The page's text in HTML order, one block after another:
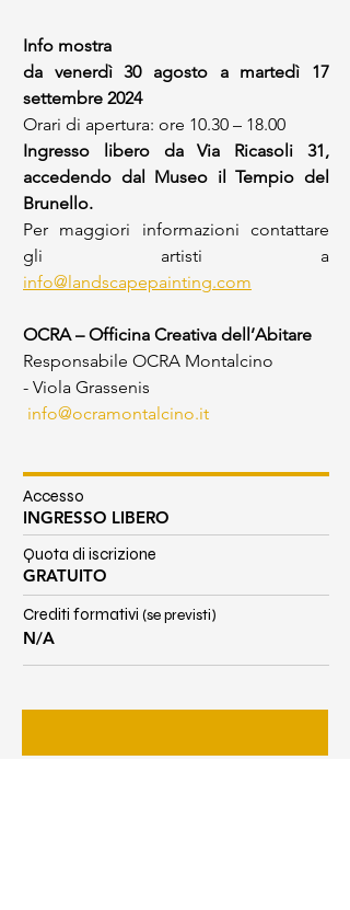
Info mostra
da venerdì 30 agosto a martedì 17
settembre 2024
Orari di apertura: ore 10.30 – 18.00
Ingresso libero da Via Ricasoli 31,
accedendo dal Museo il Tempio del
Brunello.
Per maggiori informazioni contattare
info@landscapepainting.com
OCRA – Officina Creativa dell’Abitare
Responsabile OCRA Montalcino
- Viola Grassenis
info@ocramontalcino.it
Accesso
INGRESSO LIBERO
Quota di iscrizione
GRATUITO
Crediti formativi (se previsti)
N/A